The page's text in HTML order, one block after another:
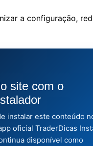
a configuração,
site com o
instalar este conteúdo
oficial TraderDicas
disponível como